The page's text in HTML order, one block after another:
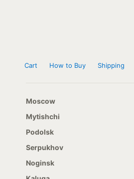
Cart How to Buy Shipping
Moscow
Mytishchi
Podolsk
Serpukhov
Noginsk